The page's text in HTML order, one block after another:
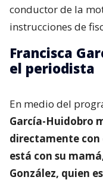
conductor de la
instrucciones de
Francisca
el periodista
En medio del
García-Huidobro
directamente con
está con su
González, quien